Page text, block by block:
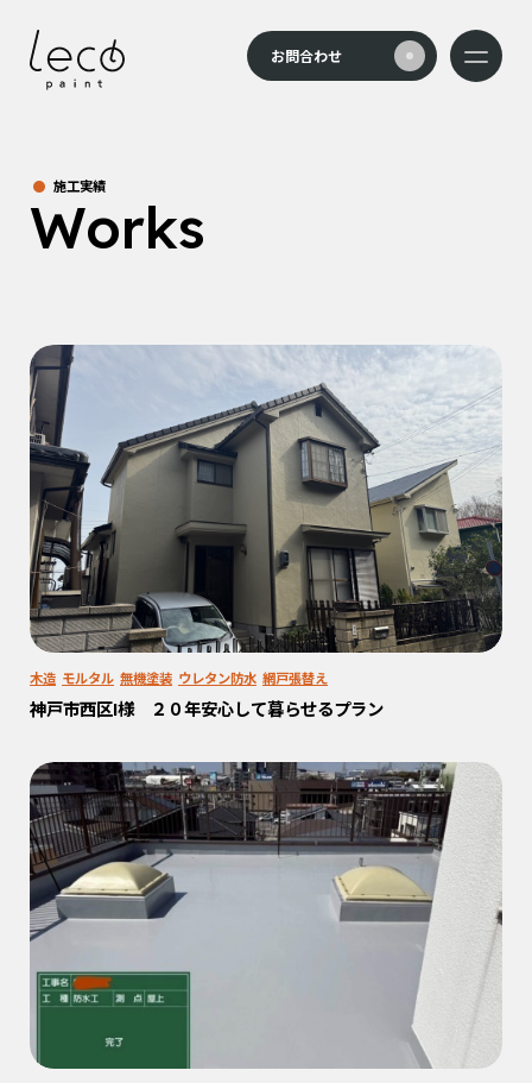
メニュ
お問合わせ
施工実績
Works
木造 モルタル 無機塗装 ウレタン防水 網戸張替え
神戸市西区I様 ２０年安心して暮らせるプラン